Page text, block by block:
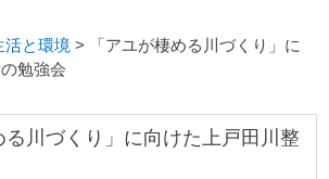
活と環境 >
「アユが棲める川づくり」に
勉強会
る川づくり」に向けた上戸田川整